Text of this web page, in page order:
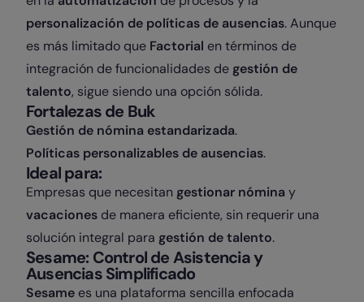
personalización de políticas de ausencias. Aunque
es más limitado que Factorial en términos de
integración de funcionalidades de gestión de
talento, sigue siendo una opción sólida.
Fortalezas de Buk
Gestión de nómina estandarizada.
Políticas personalizables de ausencias.
Ideal para:
Empresas que necesitan gestionar nómina y
vacaciones de manera eficiente, sin requerir una
solución integral para gestión de talento.
Sesame: Control de Asistencia y
Ausencias Simplificado
Sesame es una plataforma sencilla enfocada